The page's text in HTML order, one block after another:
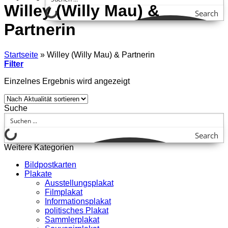
Search
Willey (Willy Mau) &
Partnerin
Startseite » Willey (Willy Mau) & Partnerin
Filter
Einzelnes Ergebnis wird angezeigt
Suche
Search
Weitere Kategorien
Bildpostkarten
Plakate
Ausstellungsplakat
Filmplakat
Informationsplakat
politisches Plakat
Sammlerplakat